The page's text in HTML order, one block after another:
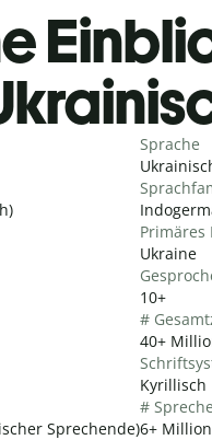
Sprechende)
Sprache
Primäres
Ukraine
10+
#
40+
Kyrillisch
#
6+